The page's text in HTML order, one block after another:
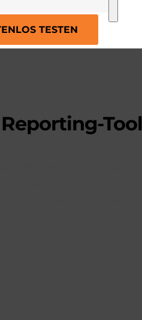
TESTEN
Reporting-Tool